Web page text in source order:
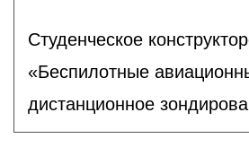
Студенческое
«Беспилотные
дистанционное